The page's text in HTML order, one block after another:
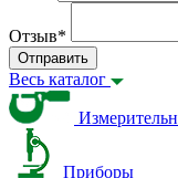
Отзыв*
Отправить
Весь каталог
Приборы